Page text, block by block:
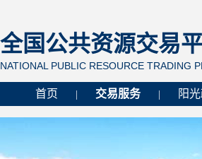
全国公共资源交易
NATIONAL PUBLIC RESOURCE TRADING
首页 交易服务 阳